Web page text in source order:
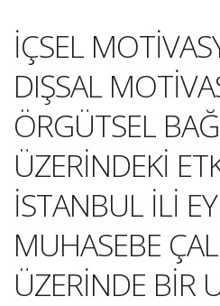
İÇSEL
DIŞSAL
ÖRGÜTSEL
ÜZERİNDEKİ
İSTANBUL İLİ
MUHASEBE
ÜZERİNDE BİR